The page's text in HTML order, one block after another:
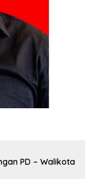
PD – Walikota